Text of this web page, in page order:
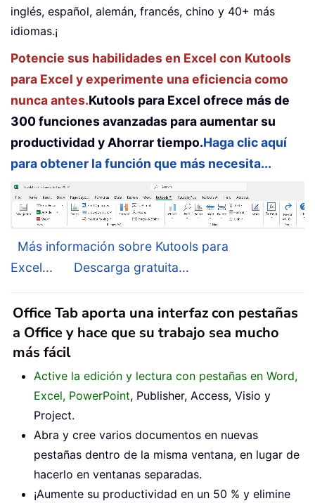
inglés, español, alemán, francés, chino y 40+ más
idiomas.¡
Potencie sus habilidades en Excel con Kutools
para Excel y experimente una eficiencia como
nunca antes.Kutools para Excel ofrece más de
300 funciones avanzadas para aumentar su
productividad y Ahorrar tiempo.Haga clic aquí
para obtener la función que más necesita...
Más información sobre Kutools para
Excel...
Descarga gratuita...
Office Tab aporta una interfaz con pestañas
a Office y hace que su trabajo sea mucho
más fácil
Active la edición y lectura con pestañas en Word,
Excel, PowerPoint, Publisher, Access, Visio y
Project.
Abra y cree varios documentos en nuevas
pestañas dentro de la misma ventana, en lugar de
hacerlo en ventanas separadas.
¡Aumente su productividad en un 50 % y elimine